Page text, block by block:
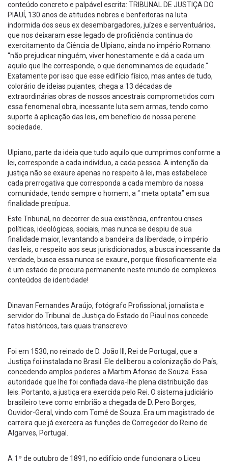
conteúdo concreto e palpável escrita: TRIBUNAL DE JUSTIÇA DO
PIAUÍ, 130 anos de atitudes nobres e benfeitoras na luta
indormida dos seus ex desembargadores, juízes e serventuários,
que nos deixaram esse legado de proficiência continua do
exercitamento da Ciência de Ulpiano, ainda no império Romano:
“não prejudicar ninguém, viver honestamente e dá a cada um
aquilo que lhe corresponde, o que denominamos de equidade.“
Exatamente por isso que esse edifício físico, mas antes de tudo,
colorário de ideias pujantes, chega a 13 décadas de
extraordinárias obras de nossos ancestrais comprometidos com
essa fenomenal obra, incessante luta sem armas, tendo como
suporte à aplicação das leis, em benefício de nossa perene
sociedade.
Ulpiano, parte da ideia que tudo aquilo que cumprimos conforme a
lei, corresponde a cada indivíduo, a cada pessoa. A intenção da
justiça não se exaure apenas no respeito à lei, mas estabelece
cada prerrogativa que corresponda a cada membro da nossa
comunidade, tendo sempre o homem, a “ meta optata” em sua
finalidade precípua.
Este Tribunal, no decorrer de sua existência, enfrentou crises
políticas, ideológicas, sociais, mas nunca se despiu de sua
finalidade maior, levantando a bandeira da liberdade, o império
das leis, o respeito aos seus jurisdicionados, a busca incessante da
verdade, busca essa nunca se exaure, porque filosoficamente ela
é um estado de procura permanente neste mundo de complexos
conteúdos de identidade!
Dinavan Fernandes Araújo, fotógrafo Profissional, jornalista e
servidor do Tribunal de Justiça do Estado do Piauí nos concede
fatos históricos, tais quais transcrevo:
Foi em 1530, no reinado de D. João III, Rei de Portugal, que a
Justiça foi instalada no Brasil. Ele deliberou a colonização do País,
concedendo amplos poderes a Martim Afonso de Souza. Essa
autoridade que lhe foi confiada dava-lhe plena distribuição das
leis. Portanto, a justiça era exercida pelo Rei. O sistema judiciário
brasileiro teve como embrião a chegada de D. Pero Borges,
Ouvidor-Geral, vindo com Tomé de Souza. Era um magistrado de
carreira que já exercera as funções de Corregedor do Reino de
Algarves, Portugal.
A 1º de outubro de 1891, no edifício onde funcionara o Liceu